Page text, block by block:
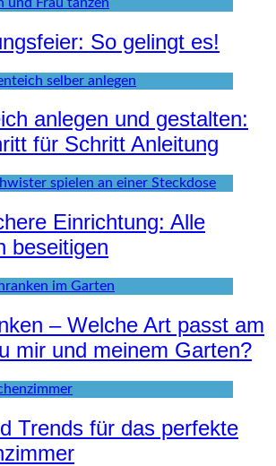
So gelingt es!
anlegen und gestalten:
für Schritt Anleitung
Einrichtung: Alle
beseitigen
– Welche Art passt am
mir und meinem Garten?
Trends für das perfekte